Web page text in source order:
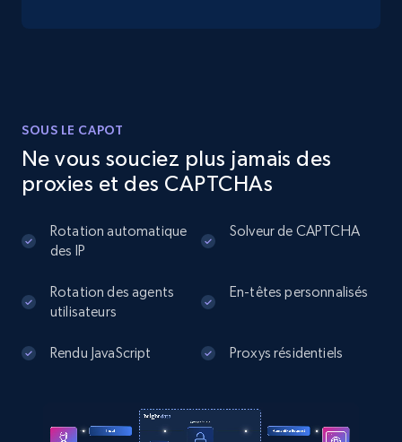
URL, User posted, Description, Hashtags, Num
more.
Zillow properties listing information
IsListingClaimedByCurrentSignedInUser,
12.1K+ 1.3K+ Essai gratuit
SOUS LE CAPOT
Ne vous souciez plus jamais des
proxies et des CAPTCHAs
Rotation automatique
des IP
Solveur de CAPTCHA
Rotation des agents
utilisateurs
En-têtes personnalisés
Rendu JavaScript Proxys résidentiels